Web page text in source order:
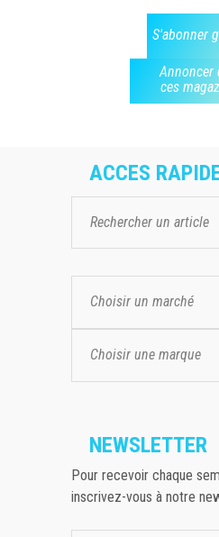
S'abonner
Annoncer
ces
ACCES
Choisir un marché
Choisir une marque
NEWSLETTER
Pour recevoir chaque
inscrivez-vous à notre